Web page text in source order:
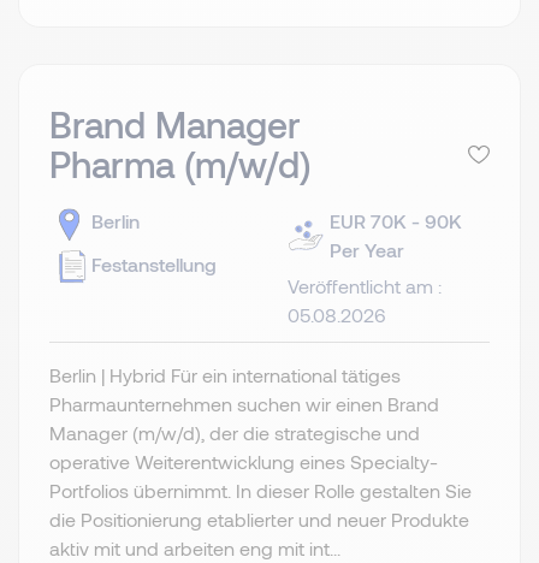
Brand Manager
Pharma (m/w/d)
Berlin
Festanstellung
EUR 70K - 90K
Per Year
Veröffentlicht am :
05.08.2026
Berlin | Hybrid Für ein international tätiges
Pharmaunternehmen suchen wir einen Brand
Manager (m/w/d), der die strategische und
operative Weiterentwicklung eines Specialty-
Portfolios übernimmt. In dieser Rolle gestalten Sie
die Positionierung etablierter und neuer Produkte
aktiv mit und arbeiten eng mit int...